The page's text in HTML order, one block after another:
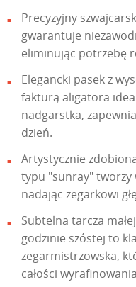
Precyzyjny
gwarantuje
eliminując potrzebę
Elegancki pasek z
fakturą aligatora
nadgarstka,
dzień.
Artystycznie
typu "sunray" tworzy
nadając zegarkowi
Subtelna tarcza
godzinie szóstej to
zegarmistrzowska,
całości